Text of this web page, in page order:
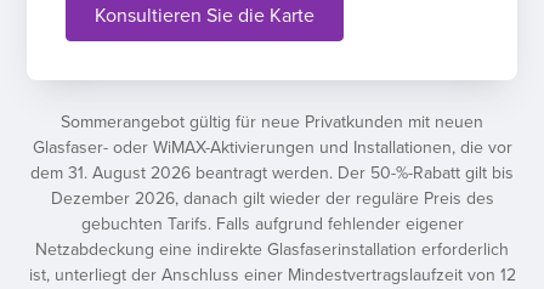
Konsultieren Sie die Karte
Sommerangebot gültig für neue Privatkunden mit neuen
Glasfaser- oder WiMAX-Aktivierungen und Installationen, die vor
dem 31. August 2026 beantragt werden. Der 50-%-Rabatt gilt bis
Dezember 2026, danach gilt wieder der reguläre Preis des
gebuchten Tarifs. Falls aufgrund fehlender eigener
Netzabdeckung eine indirekte Glasfaserinstallation erforderlich
ist, unterliegt der Anschluss einer Mindestvertragslaufzeit von 12